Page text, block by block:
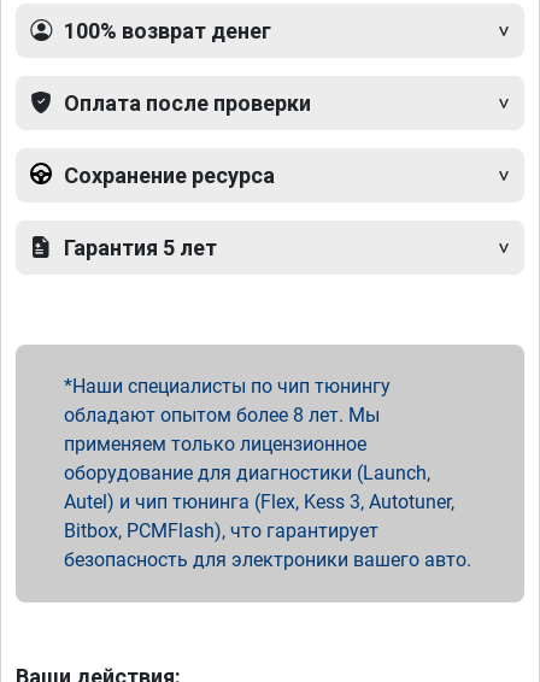
100% возврат денег
Оплата после проверки
Сохранение ресурса
Гарантия 5 лет
Наши специалисты по чип тюнингу
обладают опытом более 8 лет. Мы
применяем только лицензионное
оборудование для диагностики (Launch,
Autel) и чип тюнинга (Flex, Kess 3, Autotuner,
Bitbox, PCMFlash), что гарантирует
безопасность для электроники вашего авто.
Ваши действия: